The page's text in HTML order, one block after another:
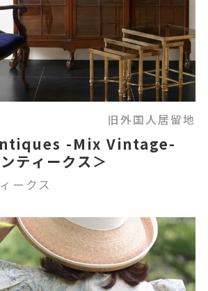
旧外国人居留地
-Mix Vintage-
ティークス＞
ークス